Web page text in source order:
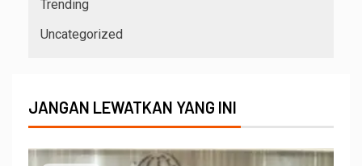
Trending
Uncategorized
JANGAN LEWATKAN YANG INI